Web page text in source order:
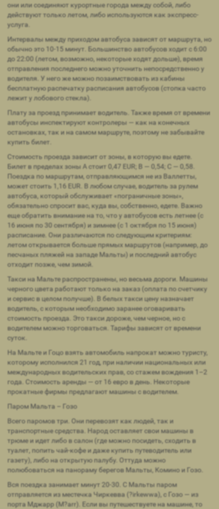
они или соединяют курортные города между собой, либо
действуют только летом, либо используются как экспресс-
услуга.
Интервалы между приходом автобуса зависят от маршрута, но
обычно это 10-15 минут. Большинство автобусов ходит с 6:00
до 22:00 (летом, возможно, некоторые ходят дольше), время
отправления последнего можно уточнить непосредственно у
водителя. У него же можно позаимствовать из кабины
бесплатную распечатку расписания автобусов (стопка часто
лежит у лобового стекла).
Плату за проезд принимает водитель. Также время от времени
автобусы инспектируют контролеры — как на конечных
остановках, так и на самом маршруте, поэтому не забывайте
купить билет.
Стоимость проезда зависит от зоны, в которую вы едете.
Билет в пределах зоны A стоит 0,47 EUR; В — 0,54; С — 0,58.
Поездка по маршрутам, отправляющимся не из Валлетты,
может стоить 1,16 EUR. В любом случае, водитель за рулем
автобуса, который обслуживает «пограничные зоны»,
обязательно спросит вас, куда вы, собственно, едете. Важно
еще обратить внимание на то, что у автобусов есть летнее (с
16 июня по 30 сентября) и зимнее (с 1 октября по 15 июня)
расписание. Они различаются по следующим критериям:
летом открывается больше прямых маршрутов (например, до
песчаных пляжей на западе Мальты) и последний автобус
отходит позже, чем зимой.
Такси на Мальте распространены, но весьма дороги. Машины
черного цвета работают только на заказ (оплата по счетчику
и сервис в целом получше). В белых такси цену назначает
водитель, с которым необходимо заранее оговаривать
стоимость проезда. Это такси дороже, чем черное, но с
водителем можно торговаться. Тарифы зависят от времени
суток.
На Мальте и Гоцо взять автомобиль напрокат можно туристу,
которому исполнился 21 год, при наличии национальных или
международных водительских прав, со стажем вождения 1–2
года. Стоимость аренды — от 16 евро в день. Некоторые
прокатные фирмы предлагают машины с водителем.
Паром Мальта – Гозо
Всего паромов три. Они перевозят как людей, так и
транспортные средства. Народ оставляет свои машины в
трюме и идет либо в салон (где можно посидеть, сходить в
туалет, попить чай-кофе и даже купить путеводитель или
газету), либо на открытую палубу. Оттуда можно
полюбоваться на панораму берегов Мальты, Комино и Гозо.
Вся поездка занимает минут 20-30. С Мальты паром
отправляется из местечка Чиркевва (?irkewwa), с Гозо — из
порта Мджарр (M?arr). Если вы путешествуете на машине, то